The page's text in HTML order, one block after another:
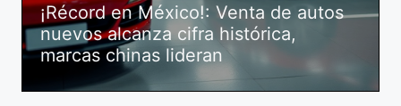
¡Récord en México!: Venta de autos
nuevos alcanza cifra histórica,
marcas chinas lideran